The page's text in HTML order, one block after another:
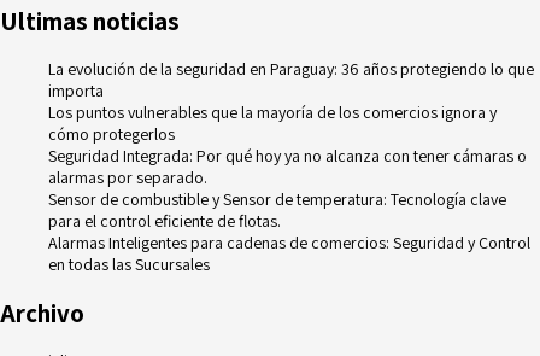
Ultimas noticias
La evolución de la seguridad en Paraguay: 36 años protegiendo lo que
importa
Los puntos vulnerables que la mayoría de los comercios ignora y
cómo protegerlos
Seguridad Integrada: Por qué hoy ya no alcanza con tener cámaras o
alarmas por separado.
Sensor de combustible y Sensor de temperatura: Tecnología clave
para el control eficiente de flotas.
Alarmas Inteligentes para cadenas de comercios: Seguridad y Control
en todas las Sucursales
Archivo